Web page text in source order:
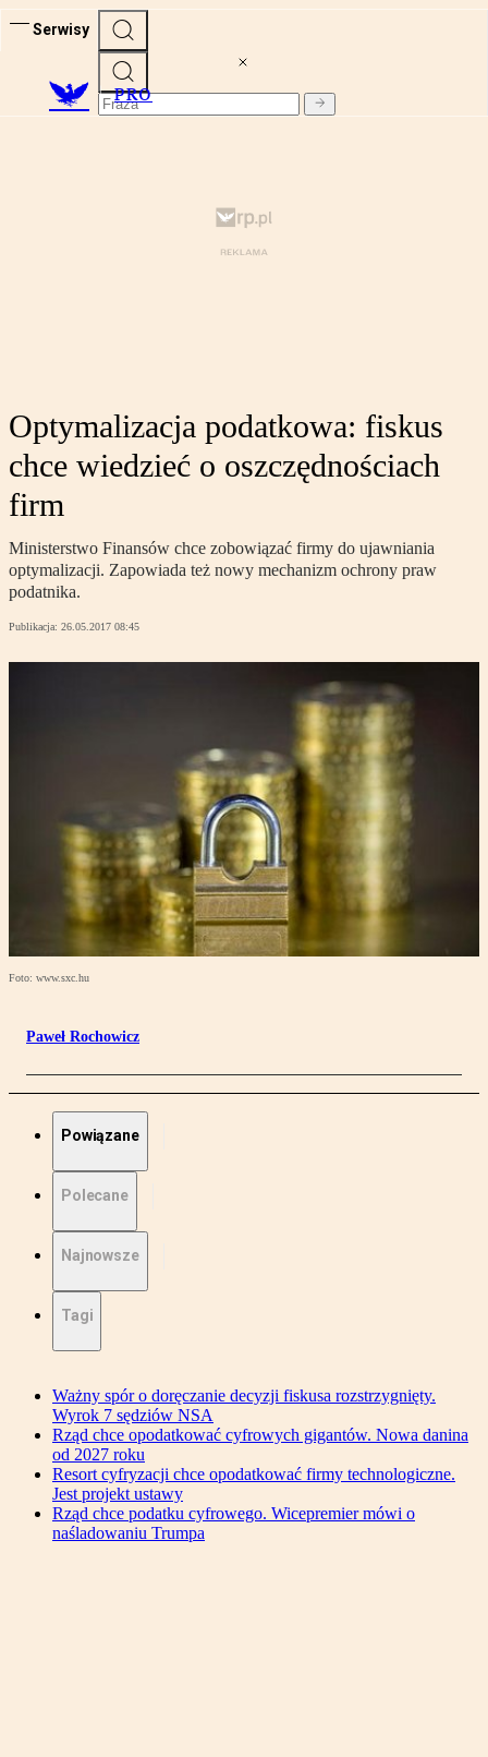
Serwisy
PRO
Optymalizacja podatkowa: fiskus
chce wiedzieć o oszczędnościach
firm
Ministerstwo Finansów chce zobowiązać firmy do ujawniania
optymalizacji. Zapowiada też nowy mechanizm ochrony praw
podatnika.
Publikacja: 26.05.2017 08:45
Foto: www.sxc.hu
Paweł Rochowicz
Powiązane
Polecane
Najnowsze
Tagi
Ważny spór o doręczanie decyzji fiskusa rozstrzygnięty.
Wyrok 7 sędziów NSA
Rząd chce opodatkować cyfrowych gigantów. Nowa danina
od 2027 roku
Resort cyfryzacji chce opodatkować firmy technologiczne.
Jest projekt ustawy
Rząd chce podatku cyfrowego. Wicepremier mówi o
naśladowaniu Trumpa